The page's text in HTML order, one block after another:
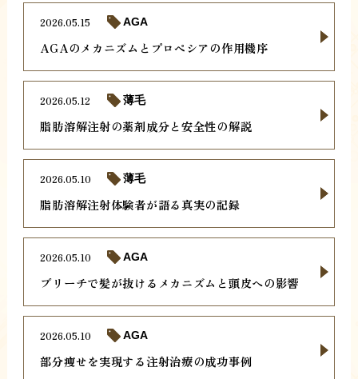
AGAのメカニズムとプロペシアの作用機序
2026.05.15 AGA
脂肪溶解注射の薬剤成分と安全性の解説
2026.05.12 薄毛
脂肪溶解注射体験者が語る真実の記録
2026.05.10 薄毛
ブリーチで髪が抜けるメカニズムと頭皮への影響
2026.05.10 AGA
部分痩せを実現する注射治療の成功事例
2026.05.10 AGA